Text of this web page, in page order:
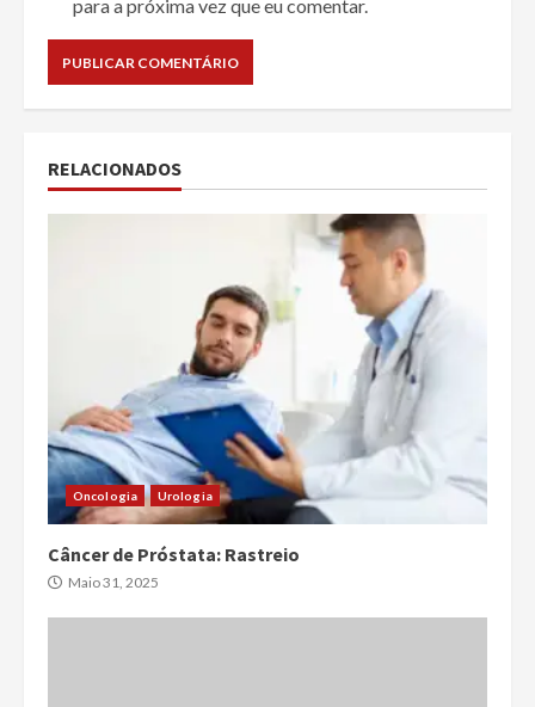
para a próxima vez que eu comentar.
RELACIONADOS
Oncologia Urologia
Câncer de Próstata: Rastreio
Maio 31, 2025